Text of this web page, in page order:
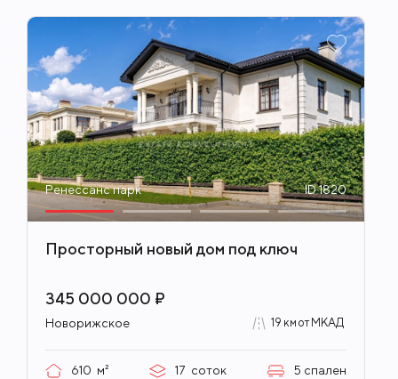
Ренессанс парк ID 1820
Просторный новый дом под ключ
345 000 000 ₽
Новорижское 19 км от МКАД
610 м² 17 соток 5 спален